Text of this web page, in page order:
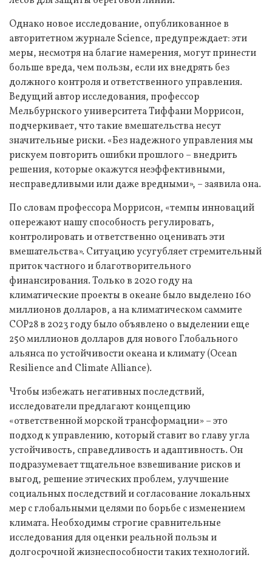
Однако новое исследование, опубликованное в
авторитетном журнале Science, предупреждает: эти
меры, несмотря на благие намерения, могут принести
больше вреда, чем пользы, если их внедрять без
должного контроля и ответственного управления.
Ведущий автор исследования, профессор
Мельбурнского университета Тиффани Моррисон,
подчеркивает, что такие вмешательства несут
значительные риски. «Без надежного управления мы
рискуем повторить ошибки прошлого – внедрить
решения, которые окажутся неэффективными,
несправедливыми или даже вредными», – заявила она.
По словам профессора Моррисон, «темпы инноваций
опережают нашу способность регулировать,
контролировать и ответственно оценивать эти
вмешательства». Ситуацию усугубляет стремительный
приток частного и благотворительного
финансирования. Только в 2020 году на
климатические проекты в океане было выделено 160
миллионов долларов, а на климатическом саммите
COP28 в 2023 году было объявлено о выделении еще
250 миллионов долларов для нового Глобального
альянса по устойчивости океана и климату (Ocean
Resilience and Climate Alliance).
Чтобы избежать негативных последствий,
исследователи предлагают концепцию
«ответственной морской трансформации» – это
подход к управлению, который ставит во главу угла
устойчивость, справедливость и адаптивность. Он
подразумевает тщательное взвешивание рисков и
выгод, решение этических проблем, улучшение
социальных последствий и согласование локальных
мер с глобальными целями по борьбе с изменением
климата. Необходимы строгие сравнительные
исследования для оценки реальной пользы и
долгосрочной жизнеспособности таких технологий.